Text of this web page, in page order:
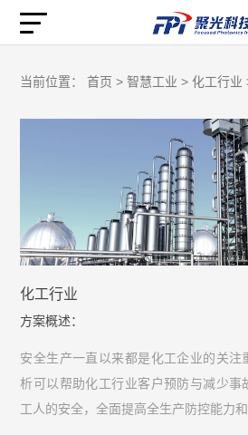
当前位置： 首页 > 智慧工业 > 化工行业
化工行业
方案概述：
安全生产一直以来都是化工企业的关注
析可以帮助化工行业客户预防与减少事
工人的安全，全面提高全生产防控能力和